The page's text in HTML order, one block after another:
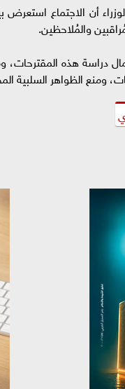
دراسة هذه
ومنع الظواهر السلبية